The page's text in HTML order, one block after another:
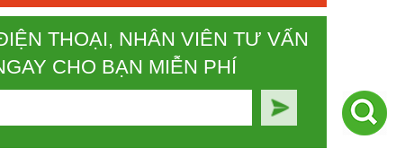
THOẠI, NHÂN VIÊN TƯ VẤN
CHO BẠN MIỄN PHÍ